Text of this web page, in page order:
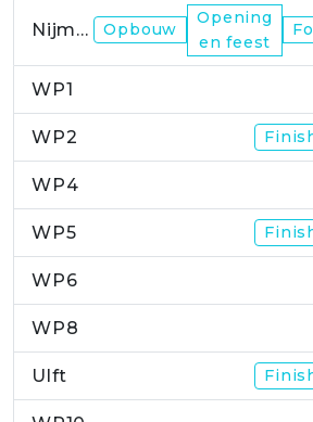
Nijmegen Opbouw
Opening
en feest
WP1
WP2
WP4
WP5
WP6
WP8
Ulft